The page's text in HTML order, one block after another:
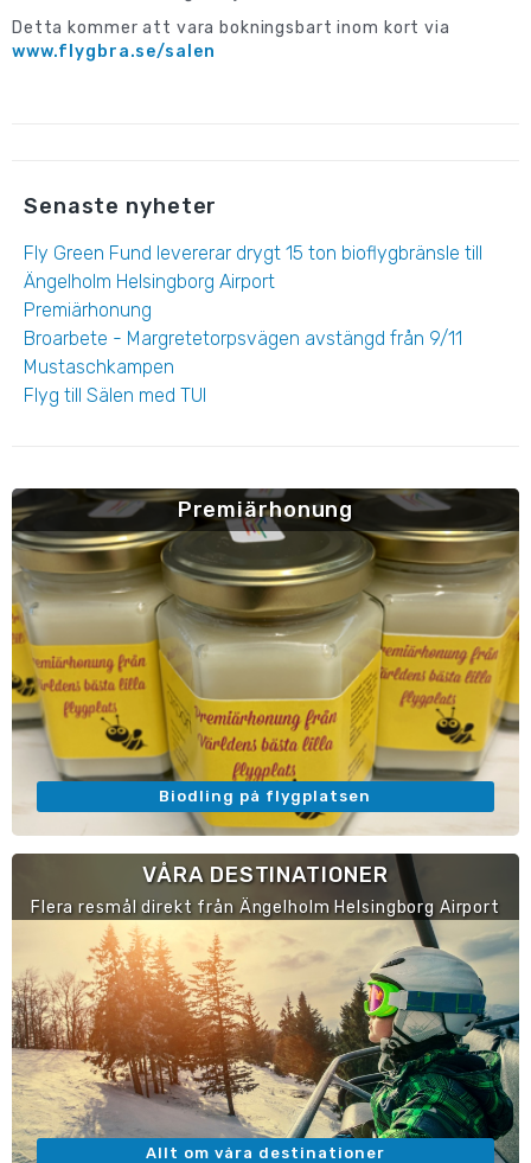
Detta kommer att vara bokningsbart inom kort via
www.flygbra.se/salen
Senaste nyheter
Fly Green Fund levererar drygt 15 ton bioflygbränsle till
Ängelholm Helsingborg Airport
Premiärhonung
Broarbete - Margretetorpsvägen avstängd från 9/11
Mustaschkampen
Flyg till Sälen med TUI
Premiärhonung
Biodling på flygplatsen
VÅRA DESTINATIONER
Flera resmål direkt från Ängelholm Helsingborg Airport
Allt om våra destinationer